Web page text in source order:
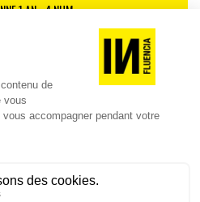
1 AN - 4 NUM.
NUMÉROS PRÉCÉDENTS
:je consulte la revue en